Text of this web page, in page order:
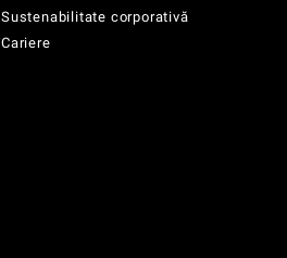
Sustenabilitate corporativă
Cariere